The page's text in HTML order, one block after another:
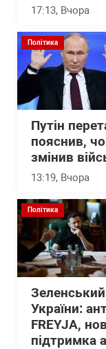
17:13, Вчора
Політика
Путін
пояснив,
змінив
13:19, Вчора
Політика
Зеленський
України:
FREYJA,
підтримка